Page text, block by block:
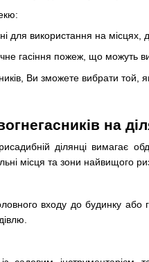
для використання на місцях,
гасіння пожеж, що можуть
Ви зможете вибрати
на
ділянці вимагає
місця та зони найвищого
входу до будинку